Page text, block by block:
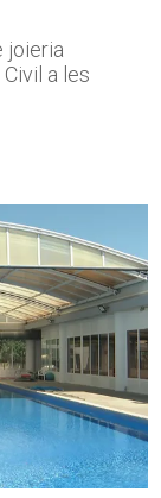
joieria
a les